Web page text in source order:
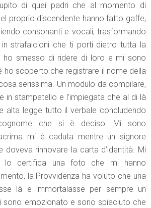
di quei padri che al momento di
proprio discendente hanno fatto gaffe,
consonanti e vocali, trasformando
in strafalcioni che ti porti dietro tutta la
ho smesso di ridere di loro e mi sono
ho scoperto che registrare il nome della
serissima. Un modulo da compilare,
in stampatello e l’impiegata che al di là
alta legge tutto il verbale concludendo
che si è deciso. Mi sono
mi è caduta mentre un signore
doveva rinnovare la carta d’identità. Mi
lo certifica una foto che mi hanno
la Provvidenza ha voluto che una
là e immortalasse per sempre un
sono emozionato e sono spiaciuto che